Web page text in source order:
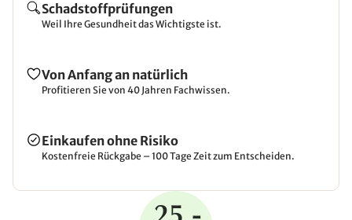
Schadstoffprüfungen
Weil Ihre Gesundheit das Wichtigste ist.
Von Anfang an natürlich
Profitieren Sie von 40 Jahren Fachwissen.
Einkaufen ohne Risiko
Kostenfreie Rückgabe – 100 Tage Zeit zum Entscheiden.